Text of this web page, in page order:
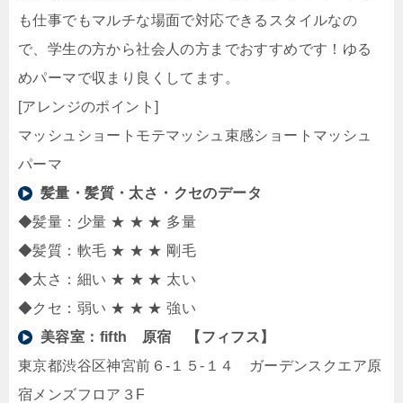
も仕事でもマルチな場面で対応できるスタイルなの
で、学生の方から社会人の方までおすすめです！ゆる
めパーマで収まり良くしてます。
[アレンジのポイント]
マッシュショートモテマッシュ束感ショートマッシュ
パーマ
髪量・髪質・太さ・クセのデータ
◆髪量：少量 ★ ★ ★ 多量
◆髪質：軟毛 ★ ★ ★ 剛毛
◆太さ：細い ★ ★ ★ 太い
◆クセ：弱い ★ ★ ★ 強い
美容室： fifth 原宿 【フィフス】
東京都渋谷区神宮前６-１５-１４ ガーデンスクエア原
宿メンズフロア３F